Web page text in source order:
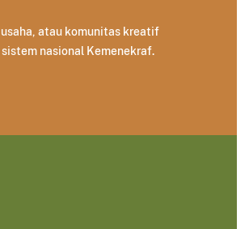
atau komunitas kreatif
nasional Kemenekraf.